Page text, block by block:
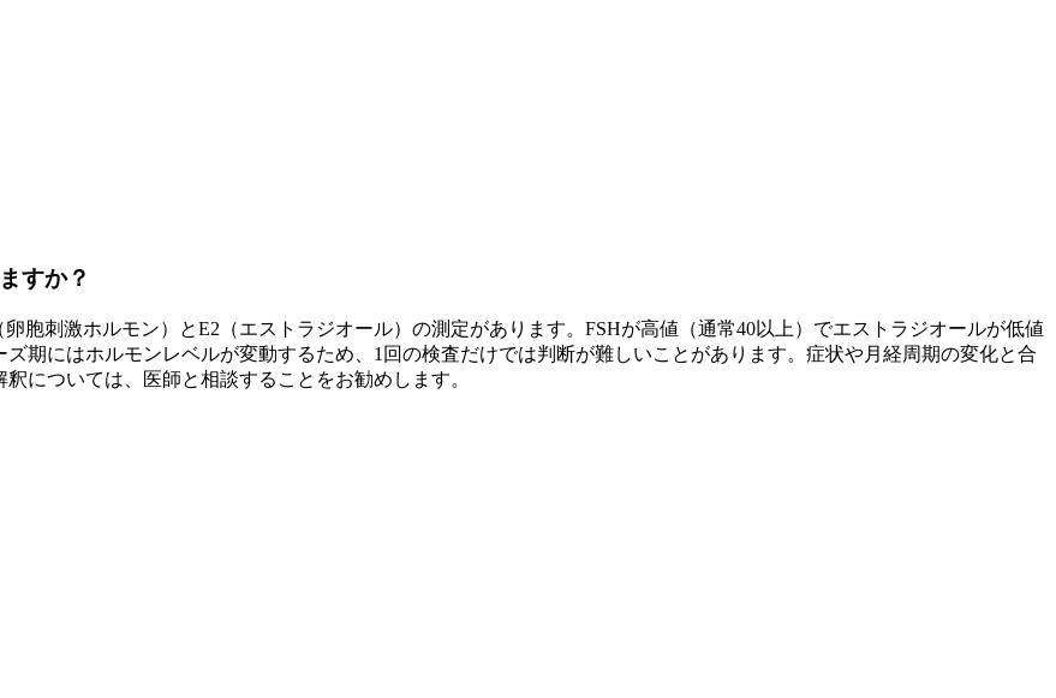
すか？
胞刺激ホルモン）とE2（エストラジオール）の測定があります。FSHが高値（通常40以上）でエストラジオールが低値
期にはホルモンレベルが変動するため、1回の検査だけでは判断が難しいことがあります。症状や月経周期の変化と合
については、医師と相談することをお勧めします。